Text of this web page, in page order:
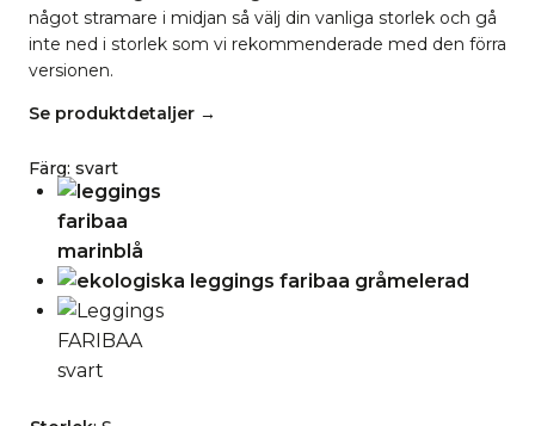
något stramare i midjan så välj din vanliga storlek och gå
inte ned i storlek som vi rekommenderade med den förra
versionen.
Se produktdetaljer →
Färg: svart